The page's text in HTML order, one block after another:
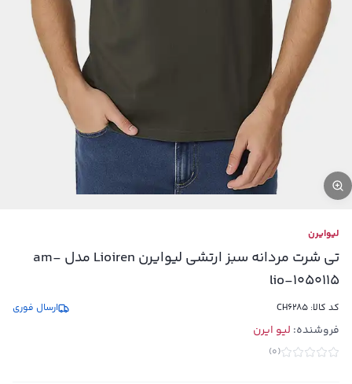
لیوایرن
تی شرت مردانه سبز ارتشی لیوایرن Lioiren مدل am-
lio-1050115
کد کالا: CH6285 ارسال فوری
فروشنده: لیو ایرن
(
0
)